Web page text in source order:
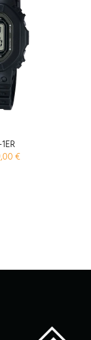
€Trenutna